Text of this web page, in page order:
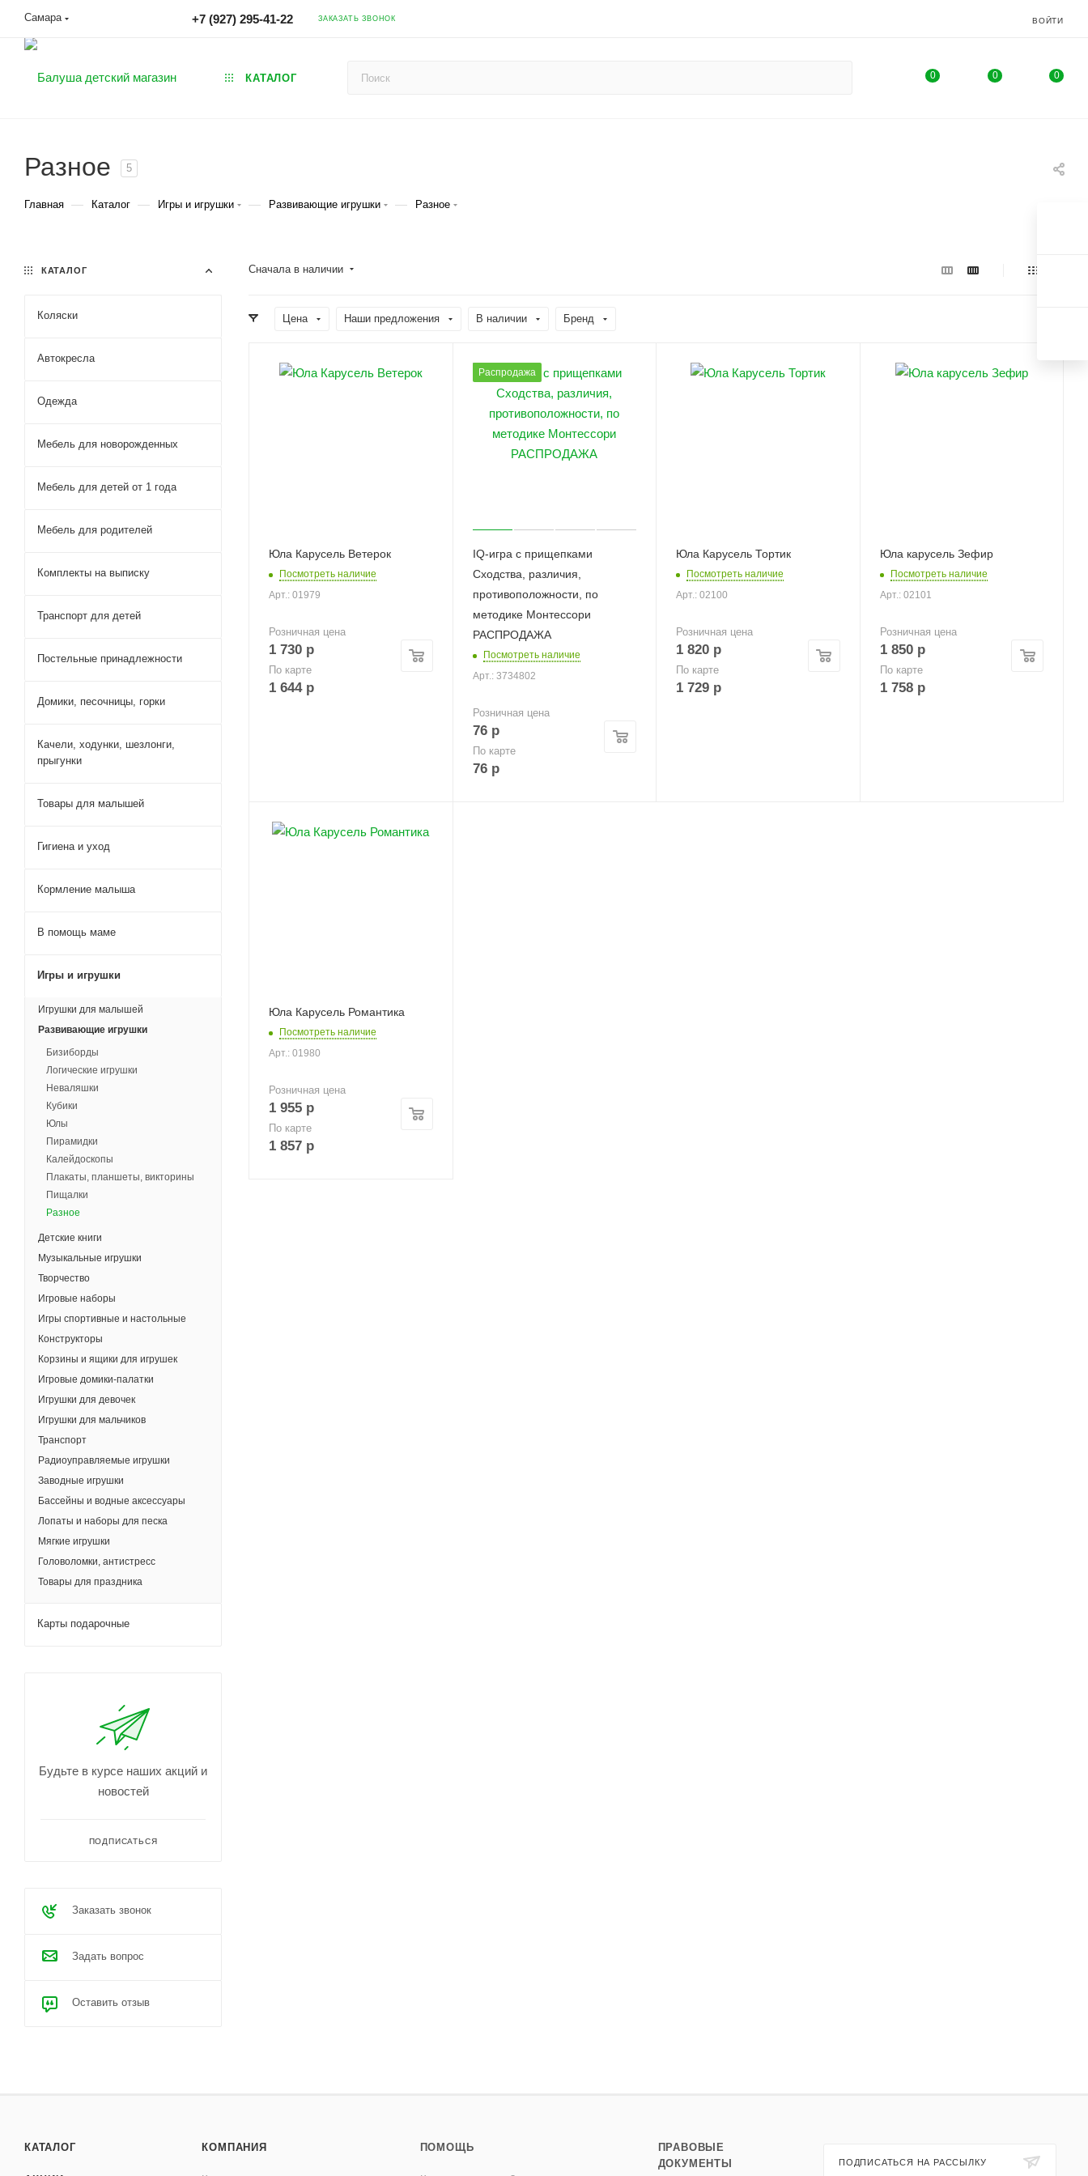
Самара +7 (927) 295-41-22 ЗАКАЗАТЬ ЗВОНОК ВОЙТИ
КАТАЛОГ 0 0 0
Разное 5
Главная — Каталог — Игры и игрушки — Развивающие игрушки — Разное
Сначала в наличии
Цена Наши предложения В наличии Бренд
Юла Карусель Ветерок
Посмотреть наличие
Арт.: 01979
Розничная цена
1 730 р
По карте
1 644р
Распродажа
IQ-игра с прищепками
Сходства, различия,
противоположности, по
методике Монтессори
РАСПРОДАЖА
Посмотреть наличие
Арт.: 3734802
Розничная цена
76р
По карте
76р
Юла Карусель Тортик
Посмотреть наличие
Арт.: 02100
Розничная цена
1 820 р
По карте
1 729 р
Юла карусель Зефир
Посмотреть наличие
Арт.: 02101
Розничная цена
1 850р
По карте
1 758р
Юла Карусель Романтика
Посмотреть наличие
Арт.: 01980
Розничная цена
1 955 р
По карте
1 857 р
КАТАЛОГ
Коляски
Автокресла
Одежда
Мебель для новорожденных
Мебель для детей от 1 года
Мебель для родителей
Комплекты на выписку
Транспорт для детей
Постельные принадлежности
Домики, песочницы, горки
Качели, ходунки, шезлонги,
прыгунки
Товары для малышей
Гигиена и уход
Кормление малыша
В помощь маме
Игры и игрушки
Игрушки для малышей
Развивающие игрушки
Бизиборды
Логические игрушки
Неваляшки
Кубики
Юлы
Пирамидки
Калейдоскопы
Плакаты, планшеты, викторины
Пищалки
Разное
Детские книги
Музыкальные игрушки
Творчество
Игровые наборы
Игры спортивные и настольные
Конструкторы
Корзины и ящики для игрушек
Игровые домики-палатки
Игрушки для девочек
Игрушки для мальчиков
Транспорт
Радиоуправляемые игрушки
Заводные игрушки
Бассейны и водные аксессуары
Лопаты и наборы для песка
Мягкие игрушки
Головоломки, антистресс
Товары для праздника
Карты подарочные
Будьте в курсе наших акций и
новостей
ПОДПИСАТЬСЯ
Заказать звонок
Задать вопрос
Оставить отзыв
КАТАЛОГ КОМПАНИЯ ПОМОЩЬ
ПРАВОВЫЕ
ДОКУМЕНТЫ
ПОДПИСАТЬСЯ НА РАССЫЛКУ